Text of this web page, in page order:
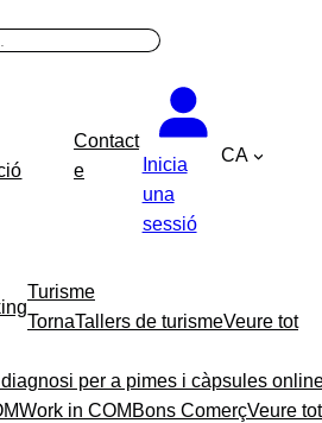
Contact
e
Inicia
una
sessió
CA
Turisme
TornaTallers de turismeVeure tot
per a pimes i càpsules
Work in COM Bons ComerçVeure tot